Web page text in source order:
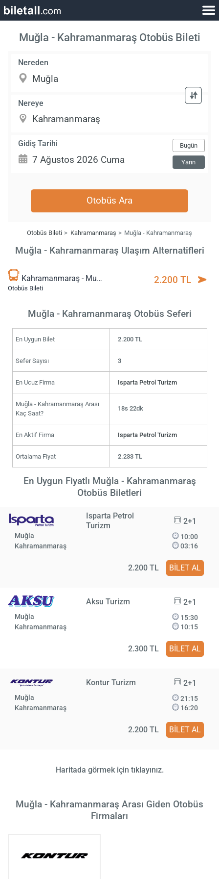
Muğla - Kahramanmaraş Otobüs Bileti
Nereden
Nereye
Gidiş Tarihi Bugün
Yarın
Otobüs Ara
Otobüs Bileti Kahramanmaraş Muğla - Kahramanmaraş
Muğla - Kahramanmaraş Ulaşım Alternatifleri
Kahramanmaraş - Muğla
Otobüs Bileti
2.200 TL
Muğla - Kahramanmaraş Otobüs Seferi
En Uygun Bilet 2.200 TL
Sefer Sayısı 3
En Ucuz Firma Isparta Petrol Turizm
Muğla - Kahramanmaraş Arası
Kaç Saat?
18s 22dk
En Aktif Firma Isparta Petrol Turizm
Ortalama Fiyat 2.233 TL
En Uygun Fiyatlı Muğla - Kahramanmaraş
Otobüs Biletleri
Isparta Petrol
Turizm
2+1
Muğla
Kahramanmaraş
10:00
03:16
2.200 TL BİLET AL
Aksu Turizm 2+1
Muğla
Kahramanmaraş
15:30
10:15
2.300 TL BİLET AL
Kontur Turizm 2+1
Muğla
Kahramanmaraş
21:15
16:20
2.200 TL BİLET AL
Haritada görmek için tıklayınız.
Muğla - Kahramanmaraş Arası Giden Otobüs
Firmaları